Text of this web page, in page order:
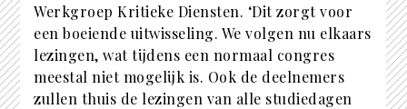
Werkgroep Kritieke Diensten. ‘Dit zorgt voor
een boeiende uitwisseling. We volgen nu elkaars
lezingen, wat tijdens een normaal congres
meestal niet mogelijk is. Ook de deelnemers
zullen thuis de lezingen van alle studiedagen